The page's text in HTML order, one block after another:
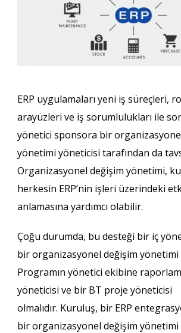
ERP uygulamaları yeni iş süreçleri,
arayüzleri ve iş sorumlulukları ile
yönetici sponsora bir
yönetimi yöneticisi tarafından da
Organizasyonel değişim yönetimi,
herkesin ERP’nin işleri üzerindeki
anlamasına yardımcı olabilir.
Çoğu durumda, bu desteği bir iç
bir organizasyonel değişim yönetimi
Programın yönetici ekibine
yöneticisi ve bir BT proje yöneticisi
olmalıdır. Kuruluş, bir ERP
bir organizasyonel değişim yönetimi